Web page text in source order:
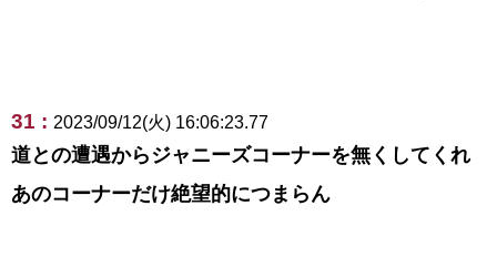
31 : 2023/09/12(火) 16:06:23.77
道との遭遇からジャニーズコーナーを無くしてくれ
あのコーナーだけ絶望的につまらん